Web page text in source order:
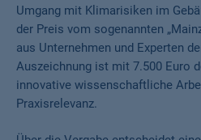
Umgang mit Klimarisiken im
der Preis vom sogenannten
aus Unternehmen und Experten
Auszeichnung ist mit 7.500 Euro
innovative wissenschaftliche
Praxisrelevanz.